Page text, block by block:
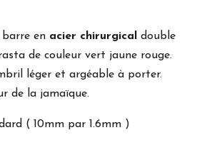
barre en acier chirurgical
double
de couleur vert jaune rouge.
léger et argéable à porter.
de la jamaïque.
( 10mm par 1.6mm )